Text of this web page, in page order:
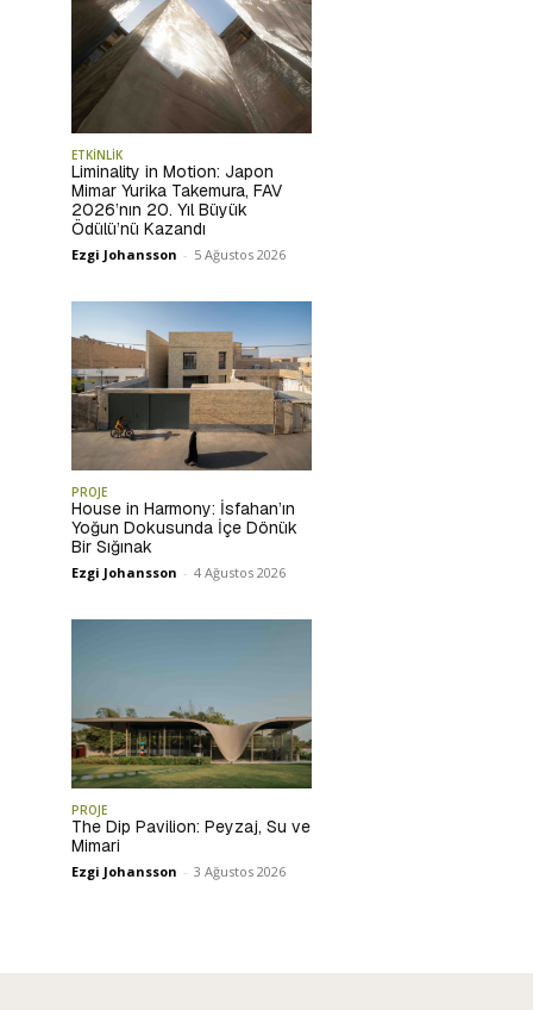
ETKİNLİK
Liminality in Motion: Japon
Mimar Yurika Takemura, FAV
2026’nın 20. Yıl Büyük
Ödülü’nü Kazandı
Ezgi Johansson - 5 Ağustos 2026
PROJE
House in Harmony: İsfahan’ın
Yoğun Dokusunda İçe Dönük
Bir Sığınak
Ezgi Johansson - 4 Ağustos 2026
PROJE
The Dip Pavilion: Peyzaj, Su ve
Mimari
Ezgi Johansson - 3 Ağustos 2026